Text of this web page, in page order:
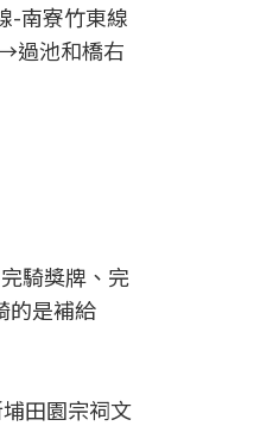
-南寮竹東線
過池和橋右
騎獎牌、完
的是補給
田園宗祠文